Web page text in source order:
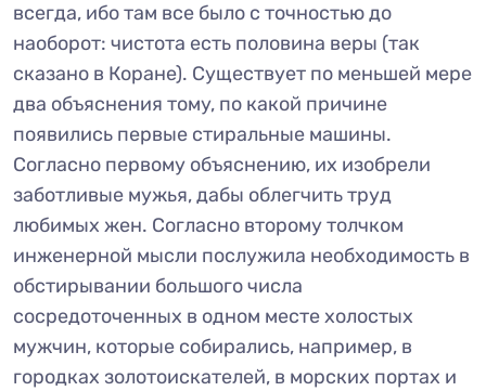
всегда, ибо там все было с точностью до
наоборот: чистота есть половина веры (так
сказано в Коране). Существует по меньшей мере
два объяснения тому, по какой причине
появились первые стиральные машины.
Согласно первому объяснению, их изобрели
заботливые мужья, дабы облегчить труд
любимых жен. Согласно второму толчком
инженерной мысли послужила необходимость в
обстирывании большого числа
сосредоточенных в одном месте холостых
мужчин, которые собирались, например, в
городках золотоискателей, в морских портах и